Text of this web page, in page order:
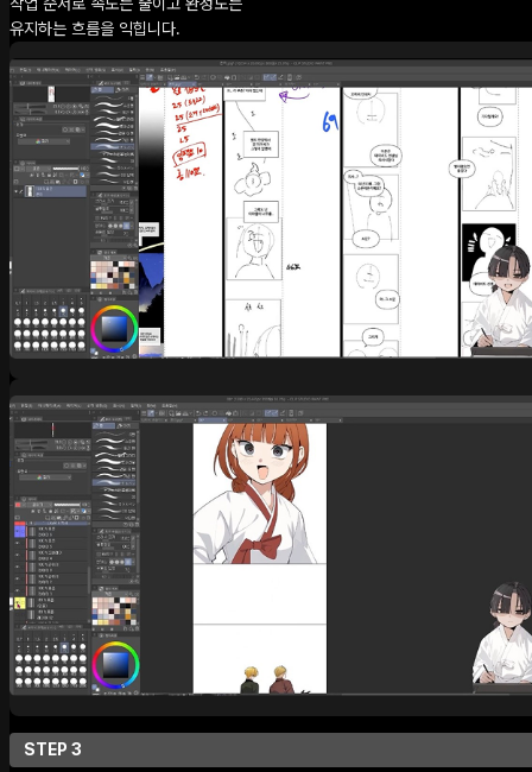
작업 순서로 속도는 줄이고 완성도는
유지하는 흐름을 익힙니다.
STEP 3